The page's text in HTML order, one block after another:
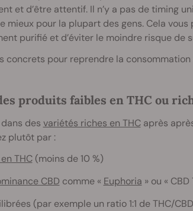
et d’être attentif. Il n’y a pas de timing
mieux pour la plupart des gens. Cela
purifié et d’éviter le moindre risque de
concrets pour reprendre la
produits faibles en THC ou
des variétés riches en THCaprès
plutôt par :
THC(moins de 10 %)
CBD comme « Euphoria » ou «
(par exemple un ratio 1:1 de THC/